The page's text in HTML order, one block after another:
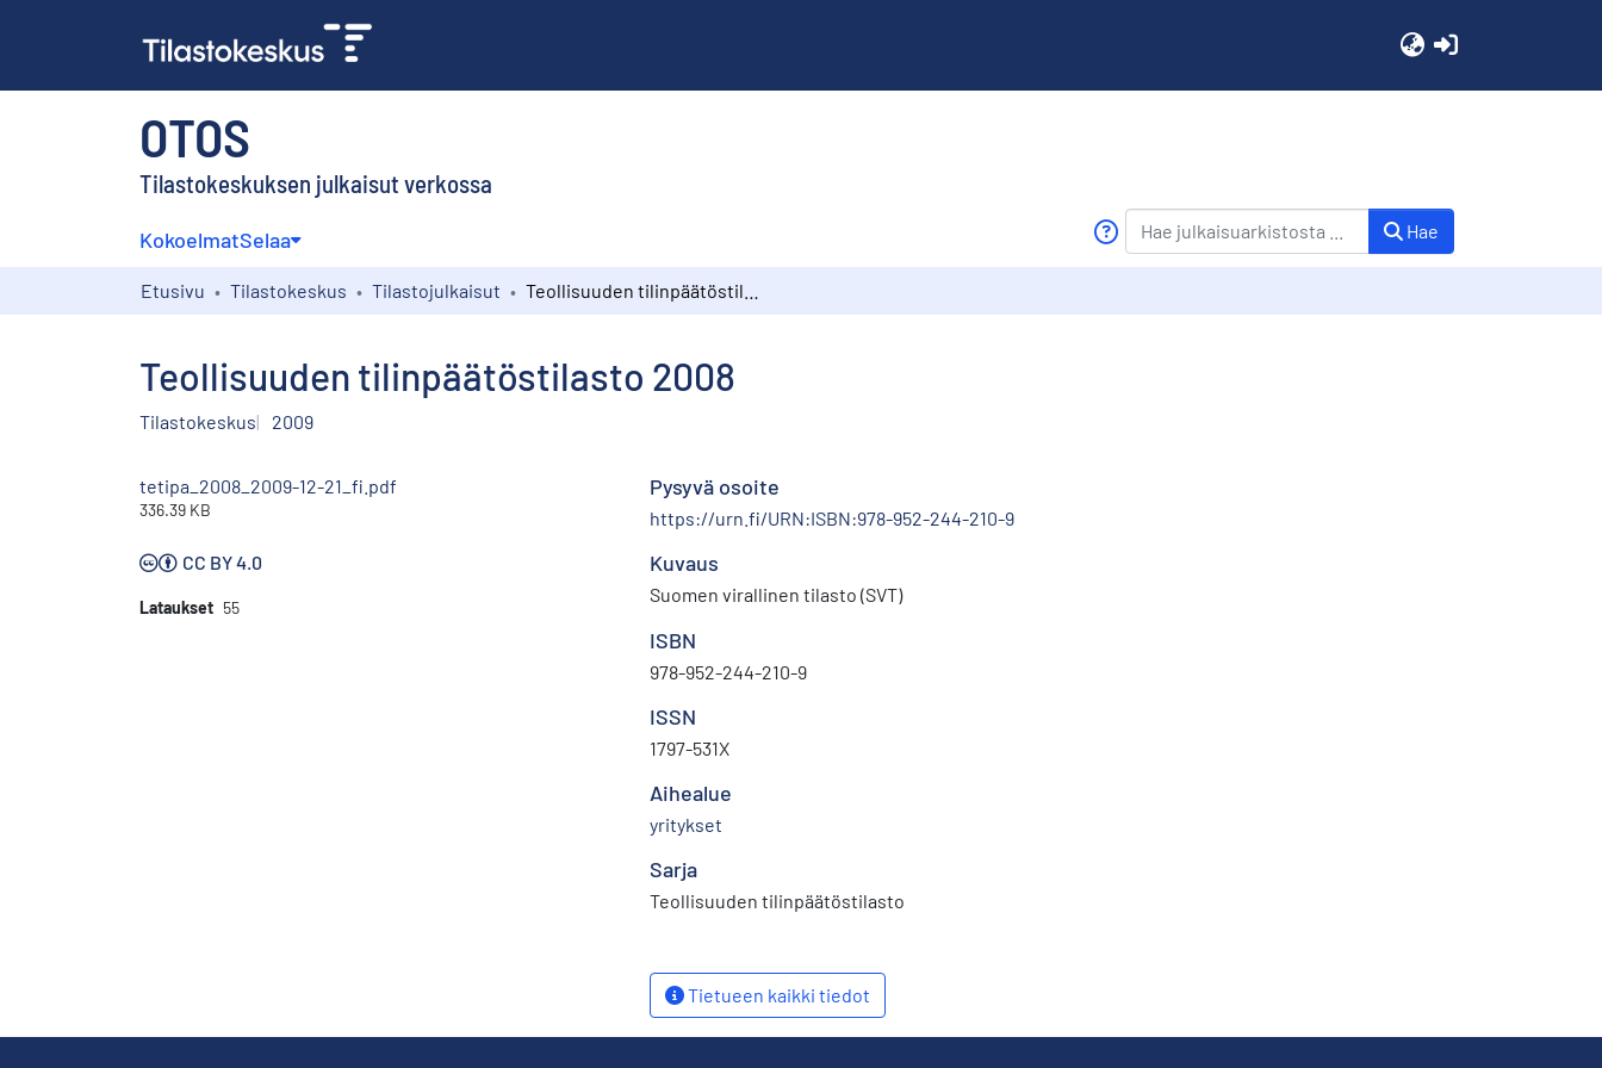
OTOS
Tilastokeskuksen julkaisut verkossa
KokoelmatSelaa Hae
Etusivu Tilastokeskus Tilastojulkaisut
Teollisuuden tilinpäätöstilasto 2008
Tilastokeskus 2009
tetipa_2008_2009-12-21_fi.pdf
336.39 KB
CC BY 4.0
Lataukset 55
Pysyvä osoite
https://urn.fi/URN:ISBN:978-952-244-210-9
Kuvaus
Suomen virallinen tilasto (SVT)
ISBN
978-952-244-210-9
ISSN
1797-531X
Aihealue
yritykset
Sarja
Teollisuuden tilinpäätöstilasto
Tietueen kaikki tiedot